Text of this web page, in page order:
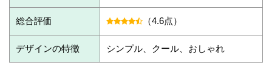
総合評価 （4.6点）
デザインの特徴 シンプル、クール、おしゃれ